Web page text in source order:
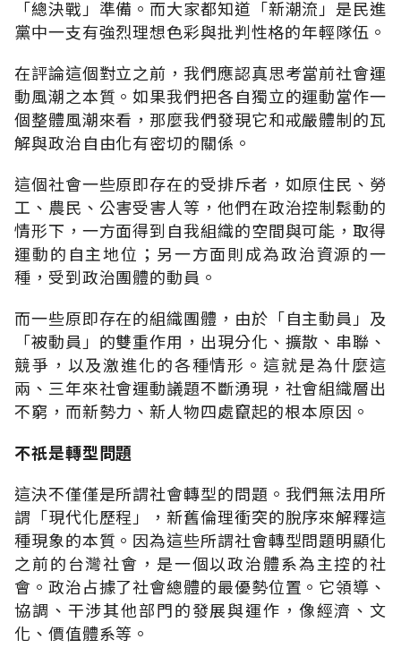
「總決戰」準備。而大家都知道「新潮流」是民進
黨中一支有強烈理想色彩與批判性格的年輕隊伍。
在評論這個對立之前，我們應認真思考當前社會運
動風潮之本質。如果我們把各自獨立的運動當作一
個整體風潮來看，那麼我們發現它和戒嚴體制的瓦
解與政治自由化有密切的關係。
這個社會一些原即存在的受排斥者，如原住民、勞
工、農民、公害受害人等，他們在政治控制鬆動的
情形下，一方面得到自我組織的空間與可能，取得
運動的自主地位；另一方面則成為政治資源的一
種，受到政治團體的動員。
而一些原即存在的組織團體，由於「自主動員」及
「被動員」的雙重作用，出現分化、擴散、串聯、
競爭，以及激進化的各種情形。這就是為什麼這
兩、三年來社會運動議題不斷湧現，社會組織層出
不窮，而新勢力、新人物四處竄起的根本原因。
不祇是轉型問題
這決不僅僅是所謂社會轉型的問題。我們無法用所
謂「現代化歷程」，新舊倫理衝突的脫序來解釋這
種現象的本質。因為這些所謂社會轉型問題明顯化
之前的台灣社會，是一個以政治體系為主控的社
會。政治占據了社會總體的最優勢位置。它領導、
協調、干涉其他部門的發展與運作，像經濟、文
化、價值體系等。